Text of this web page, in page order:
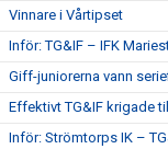
Vinnare i Vårtipset
Inför: TG&IF – IFK
Giff-juniorerna vann
Effektivt TG&IF krigade
Inför: Strömtorps IK –